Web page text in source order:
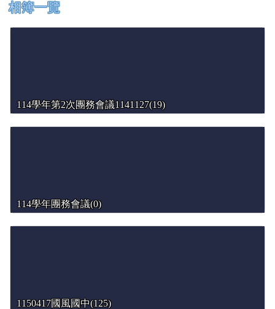
相簿一覽
114學年第2次團務會議1141127(19)
114學年團務會議(0)
1150417國風國中(125)